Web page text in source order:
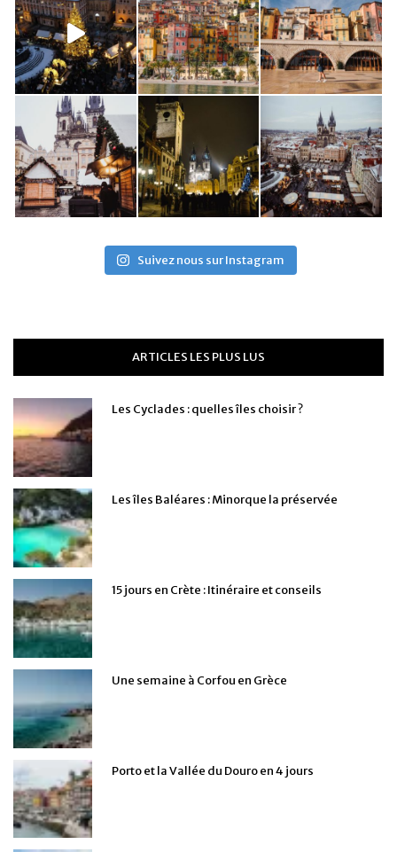
Suivez nous sur Instagram
ARTICLES LES PLUS LUS
Les Cyclades : quelles îles choisir ?
Les îles Baléares : Minorque la préservée
15 jours en Crète : Itinéraire et conseils
Une semaine à Corfou en Grèce
Porto et la Vallée du Douro en 4 jours